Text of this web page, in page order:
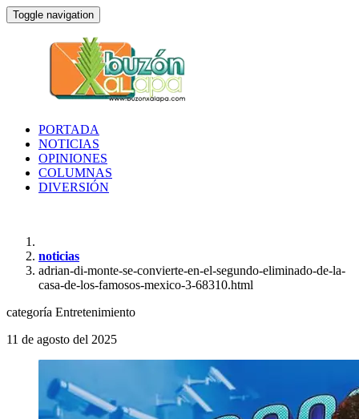
Toggle navigation
PORTADA
NOTICIAS
OPINIONES
COLUMNAS
DIVERSIÓN
noticias
adrian-di-monte-se-convierte-en-el-segundo-eliminado-de-la-
casa-de-los-famosos-mexico-3-68310.html
categoría Entretenimiento
11 de agosto del 2025